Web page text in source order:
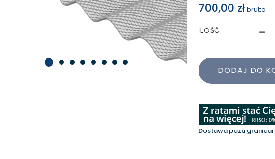
700,00 zł brutto
ILOŚĆ
DODAJ DO
Dostawa poza